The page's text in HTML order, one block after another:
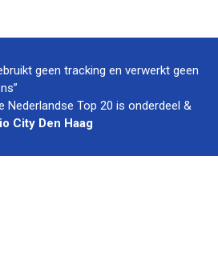
geen tracking en verwerkt geen
Nederlandse Top 20 is onderdeel &
City Den Haag